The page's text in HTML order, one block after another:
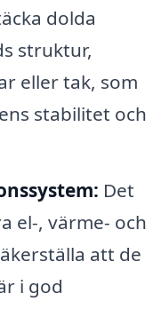
dolda
struktur,
eller tak, som
stabilitet och
Det
el-, värme- och
att de
i god